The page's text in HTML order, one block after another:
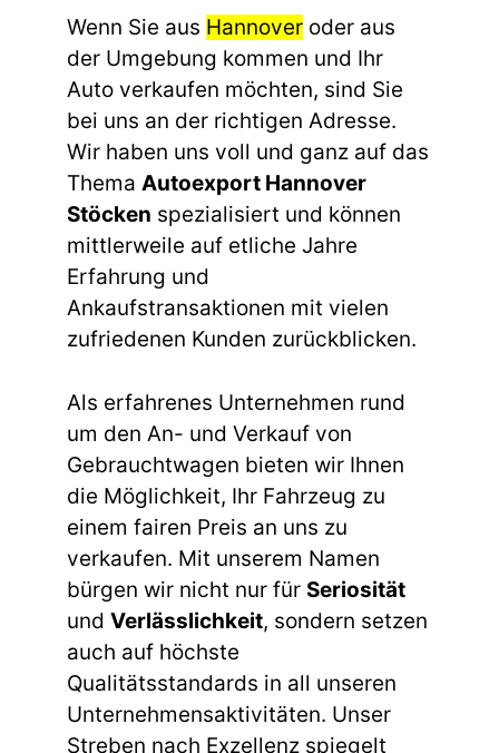
Wenn Sie aus Hannover oder aus
der Umgebung kommen und Ihr
Auto verkaufen möchten, sind Sie
bei uns an der richtigen Adresse.
Wir haben uns voll und ganz auf das
Thema Autoexport Hannover
Stöcken spezialisiert und können
mittlerweile auf etliche Jahre
Erfahrung und
Ankaufstransaktionen mit vielen
zufriedenen Kunden zurückblicken.
Als erfahrenes Unternehmen rund
um den An- und Verkauf von
Gebrauchtwagen bieten wir Ihnen
die Möglichkeit, Ihr Fahrzeug zu
einem fairen Preis an uns zu
verkaufen. Mit unserem Namen
bürgen wir nicht nur für Seriosität
und Verlässlichkeit, sondern setzen
auch auf höchste
Qualitätsstandards in all unseren
Unternehmensaktivitäten. Unser
Streben nach Exzellenz spiegelt